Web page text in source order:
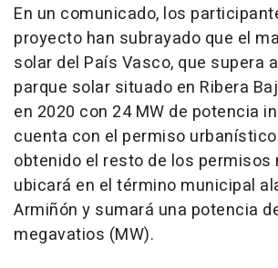
En un comunicado, los
proyecto han subrayado que el
solar del País Vasco, que supera
parque solar situado en Ribera
en 2020 con 24 MW de potencia
cuenta con el permiso
obtenido el resto de los permisos
ubicará en el término municipal
Armiñón y sumará una potencia
megavatios (MW).